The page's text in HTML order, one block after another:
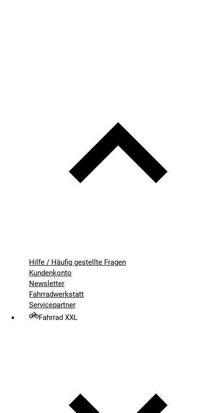
Hilfe / Häufig gestellte Fragen
Kundenkonto
Newsletter
Fahrradwerkstatt
Servicepartner
Fahrrad XXL